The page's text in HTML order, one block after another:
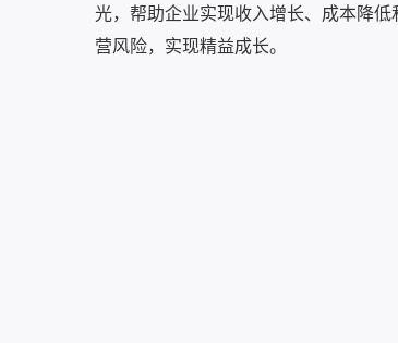
光，帮助企业实现收入增长、成本降
营风险，实现精益成长。